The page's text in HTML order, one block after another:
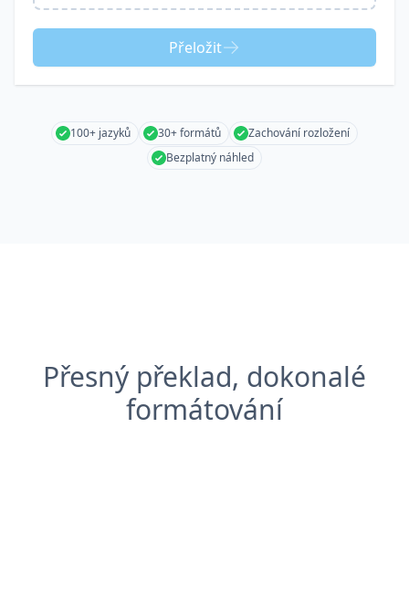
Přeložit
100+ jazyků 30+ formátů
Zachování rozložení
Bezplatný náhled
Přesný překlad, dokonalé
formátování